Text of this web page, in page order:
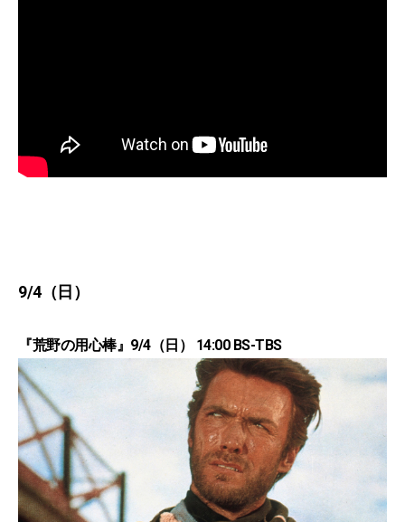
9/4（日）
『荒野の用心棒』9/4（日） 14:00 BS-TBS